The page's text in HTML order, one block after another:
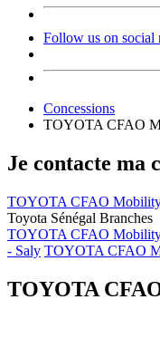
Follow us on social
Concessions
TOYOTA CFAO
Je contacte ma
TOYOTA CFAO
Toyota Sénégal Branches
TOYOTA CFAO
- Saly TOYOTA CFAO
TOYOTA